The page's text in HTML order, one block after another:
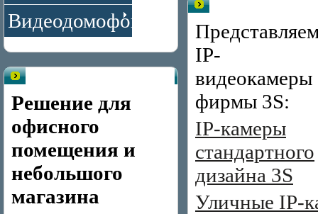
Видеодомофоны
Решение для
офисного
помещения и
небольшого
магазина
IP-
видеокамеры
фирмы 3S:
IP-камеры
стандартного
дизайна 3S
Уличные IP-